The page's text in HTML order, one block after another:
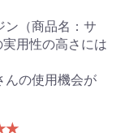
ン（商品名：サ
用性の高さには
んの使用機会が